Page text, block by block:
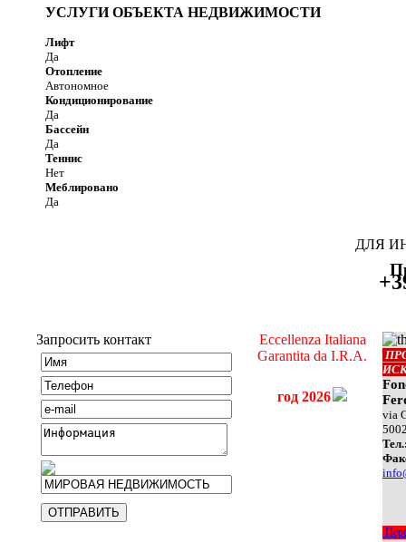
УСЛУГИ ОБЪЕКТА НЕДВИЖИМОСТИ
Лифт
Да
Отопление
Автономное
Кондиционирование
Да
Бассейн
Да
Теннис
Нет
Меблировано
Да
ДЛЯ
Запросить контакт
Eccellenza Italiana
Garantita da I.R.A.
год 2026
via